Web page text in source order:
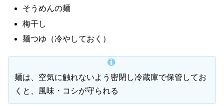
そうめんの麺
梅干し
麺つゆ（冷やしておく）
麺は、空気に触れないよう密閉し冷蔵庫で保管してお
くと、風味・コシが守られる